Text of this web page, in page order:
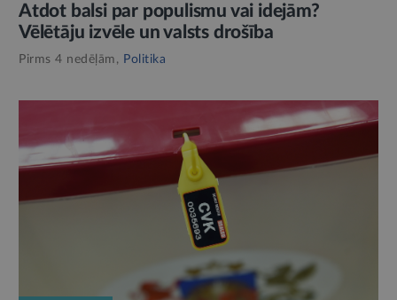
Atdot balsi par populismu vai idejām?
Vēlētāju izvēle un valsts drošība
Pirms 4 nedēļām, Politika